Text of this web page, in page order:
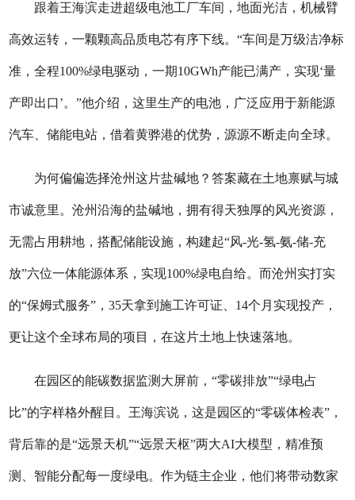
跟着王海滨走进超级电池工厂车间，地面光洁，机械臂
高效运转，一颗颗高品质电芯有序下线。“车间是万级洁净标
准，全程100%绿电驱动，一期10GWh产能已满产，实现‘量
产即出口’。”他介绍，这里生产的电池，广泛应用于新能源
汽车、储能电站，借着黄骅港的优势，源源不断走向全球。
为何偏偏选择沧州这片盐碱地？答案藏在土地禀赋与城
市诚意里。沧州沿海的盐碱地，拥有得天独厚的风光资源，
无需占用耕地，搭配储能设施，构建起“风-光-氢-氨-储-充
放”六位一体能源体系，实现100%绿电自给。而沧州实打实
的“保姆式服务”，35天拿到施工许可证、14个月实现投产，
更让这个全球布局的项目，在这片土地上快速落地。
在园区的能碳数据监测大屏前，“零碳排放”“绿电占
比”的字样格外醒目。王海滨说，这是园区的“零碳体检表”，
背后靠的是“远景天机”“远景天枢”两大AI大模型，精准预
测、智能分配每一度绿电。作为链主企业，他们将带动数家